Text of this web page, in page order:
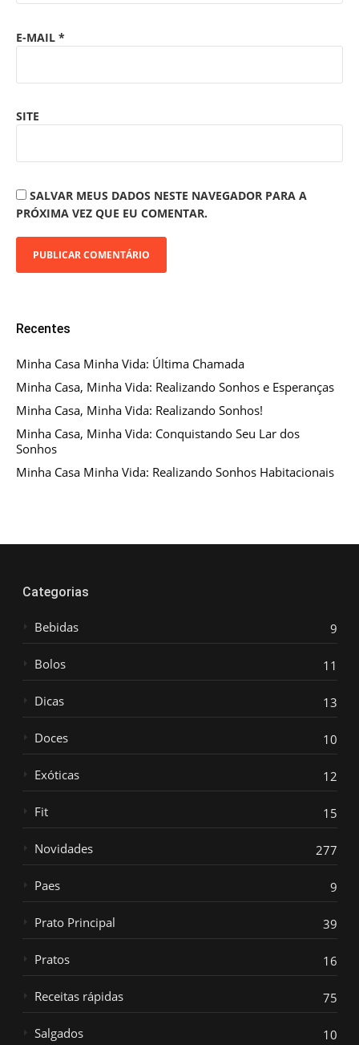
E-MAIL *
SITE
SALVAR MEUS DADOS NESTE NAVEGADOR PARA A
PRÓXIMA VEZ QUE EU COMENTAR.
Recentes
Minha Casa Minha Vida: Última Chamada
Minha Casa, Minha Vida: Realizando Sonhos e Esperanças
Minha Casa, Minha Vida: Realizando Sonhos!
Minha Casa, Minha Vida: Conquistando Seu Lar dos
Sonhos
Minha Casa Minha Vida: Realizando Sonhos Habitacionais
Categorias
Bebidas 9
Bolos 11
Dicas 13
Doces 10
Exóticas 12
Fit 15
Novidades 277
Paes 9
Prato Principal 39
Pratos 16
Receitas rápidas 75
Salgados 10